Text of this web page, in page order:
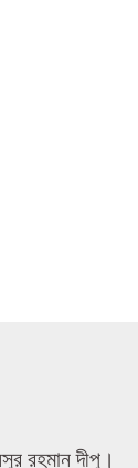
রহমান দীপু।